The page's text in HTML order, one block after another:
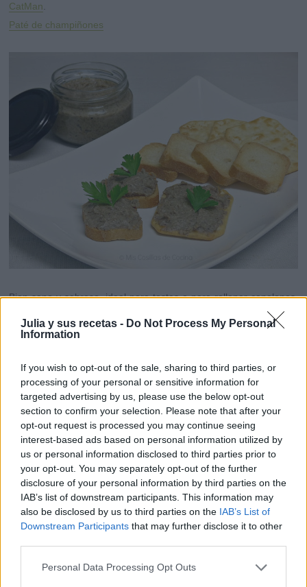
Julia y sus recetas - Do Not Process My Personal
Information
If you wish to opt-out of the sale, sharing to third parties, or
processing of your personal or sensitive information for
targeted advertising by us, please use the below opt-out
section to confirm your selection. Please note that after your
opt-out request is processed you may continue seeing
interest-based ads based on personal information utilized by
us or personal information disclosed to third parties prior to
your opt-out. You may separately opt-out of the further
disclosure of your personal information by third parties on the
IAB’s list of downstream participants. This information may
also be disclosed by us to third parties on the IAB’s List of
Downstream Participants that may further disclose it to other
Personal Data Processing Opt Outs
CatMan.
Paté de champiñones
Bien sano y sabroso, ideal para tostas o para rellenar canelones,
Paté de alcachofas y tomate seco